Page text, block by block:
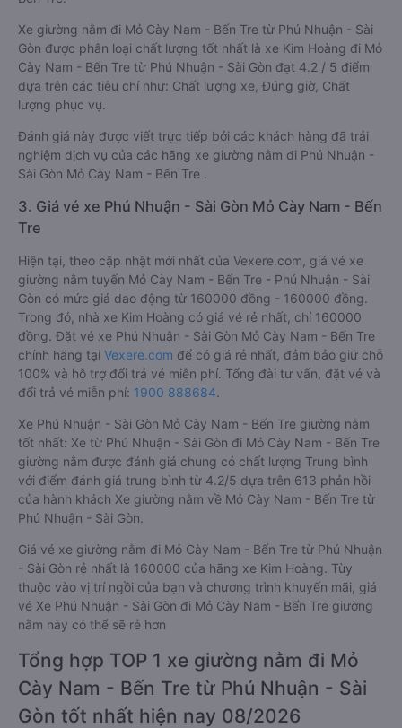
Xe giường nằm đi Mỏ Cày Nam - Bến Tre từ Phú Nhuận - Sài
Gòn được phân loại chất lượng tốt nhất là xe Kim Hoàng đi Mỏ
Cày Nam - Bến Tre từ Phú Nhuận - Sài Gòn đạt 4.2 / 5 điểm
dựa trên các tiêu chí như: Chất lượng xe, Đúng giờ, Chất
lượng phục vụ.
Đánh giá này được viết trực tiếp bởi các khách hàng đã trải
nghiệm dịch vụ của các hãng xe giường nằm đi Phú Nhuận -
Sài Gòn Mỏ Cày Nam - Bến Tre .
3. Giá vé xe Phú Nhuận - Sài Gòn Mỏ Cày Nam - Bến
Tre
Hiện tại, theo cập nhật mới nhất của Vexere.com, giá vé xe
giường nằm tuyến Mỏ Cày Nam - Bến Tre - Phú Nhuận - Sài
Gòn có mức giá dao động từ 160000 đồng - 160000 đồng.
Trong đó, nhà xe Kim Hoàng có giá vé rẻ nhất, chỉ 160000
đồng. Đặt vé xe Phú Nhuận - Sài Gòn Mỏ Cày Nam - Bến Tre
chính hãng tại Vexere.com để có giá rẻ nhất, đảm bảo giữ chỗ
100% và hỗ trợ đổi trả vé miễn phí. Tổng đài tư vấn, đặt vé và
đổi trả vé miễn phí: 1900 888684.
Xe Phú Nhuận - Sài Gòn Mỏ Cày Nam - Bến Tre giường nằm
tốt nhất: Xe từ Phú Nhuận - Sài Gòn đi Mỏ Cày Nam - Bến Tre
giường nằm được đánh giá chung có chất lượng Trung bình
với điểm đánh giá trung bình từ 4.2/5 dựa trên 613 phản hồi
của hành khách Xe giường nằm về Mỏ Cày Nam - Bến Tre từ
Phú Nhuận - Sài Gòn.
Giá vé xe giường nằm đi Mỏ Cày Nam - Bến Tre từ Phú Nhuận
- Sài Gòn rẻ nhất là 160000 của hãng xe Kim Hoàng. Tùy
thuộc vào vị trí ngồi của bạn và chương trình khuyến mãi, giá
vé Xe Phú Nhuận - Sài Gòn đi Mỏ Cày Nam - Bến Tre giường
nằm này có thể sẽ rẻ hơn
Tổng hợp TOP 1 xe giường nằm đi Mỏ
Cày Nam - Bến Tre từ Phú Nhuận - Sài
Gòn tốt nhất hiện nay 08/2026